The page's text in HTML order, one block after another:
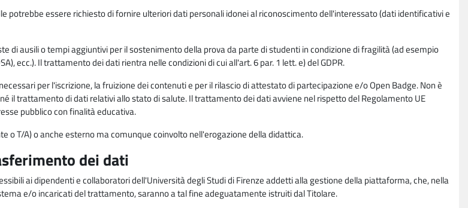
essere richiesto di fornire ulteriori dati personali idonei al riconoscimento dell'interessato (dati identificativi e
ausili o tempi aggiuntivi per il sostenimento della prova da parte di studenti in condizione di fragilità (ad esempio
ecc.). Il trattamento dei dati rientra nelle condizioni di cui all'art. 6 par. 1 lett. e) del GDPR.
per l'iscrizione, la fruizione dei contenuti e per il rilascio di attestato di partecipazione e/o Open Badge. Non è
il trattamento di dati relativi allo stato di salute. Il trattamento dei dati avviene nel rispetto del Regolamento UE
pubblico con finalità educativa.
o T/A) o anche esterno ma comunque coinvolto nell'erogazione della didattica.
dei dati
ai dipendenti e collaboratori dell'Università degli Studi di Firenze addetti alla gestione della piattaforma, che, nella
e/o incaricati del trattamento, saranno a tal fine adeguatamente istruiti dal Titolare.